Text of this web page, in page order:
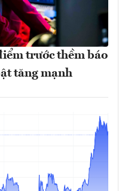
trước thềm báo
tăng mạnh